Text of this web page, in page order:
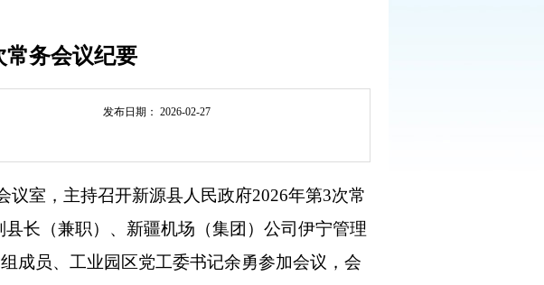
常务会议纪要
发布日期： 2026-02-27
室，主持召开新源县人民政府2026年第3次常
长（兼职）、新疆机场（集团）公司伊宁管理
成员、工业园区党工委书记余勇参加会议，会